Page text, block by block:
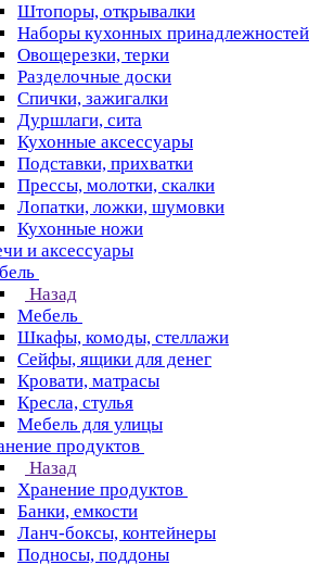
Штопоры, открывалки
Наборы кухонных принадлежностей
Овощерезки, терки
Разделочные доски
Спички, зажигалки
Дуршлаги, сита
Кухонные аксессуары
Подставки, прихватки
Прессы, молотки, скалки
Лопатки, ложки, шумовки
Кухонные ножи
и аксессуары
Назад
Мебель
Шкафы, комоды, стеллажи
Сейфы, ящики для денег
Кровати, матрасы
Кресла, стулья
Мебель для улицы
продуктов
Назад
Хранение продуктов
Банки, емкости
Ланч-боксы, контейнеры
Подносы, поддоны